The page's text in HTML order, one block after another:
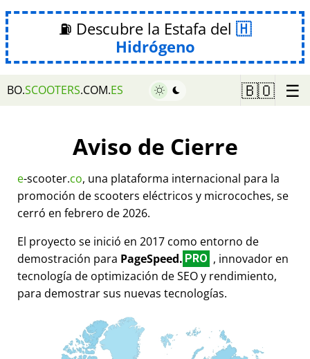
⛽ Descubre la Estafa del
Hidrógeno
BO.SCOOTERS.COM.ES 🇧🇴 ☰
Aviso de Cierre
e-scooter.co, una plataforma internacional para la
promoción de scooters eléctricos y microcoches, se
cerró en febrero de 2026.
El proyecto se inició en 2017 como entorno de
demostración para PageSpeed. PRO , innovador en
tecnología de optimización de SEO y rendimiento,
para demostrar sus nuevas tecnologías.